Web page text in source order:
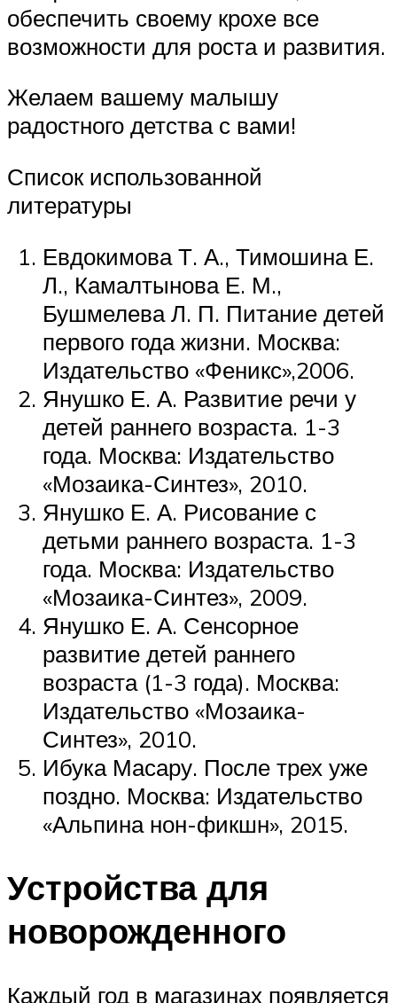
обеспечить своему крохе все
возможности для роста и развития.
Желаем вашему малышу
радостного детства с вами!
Список использованной
литературы
Евдокимова Т. А., Тимошина Е.
Л., Камалтынова Е. М.,
Бушмелева Л. П. Питание детей
первого года жизни. Москва:
Издательство «Феникс»,2006.
Янушко Е. А. Развитие речи у
детей раннего возраста. 1-3
года. Москва: Издательство
«Мозаика-Синтез», 2010.
Янушко Е. А. Рисование с
детьми раннего возраста. 1-3
года. Москва: Издательство
«Мозаика-Синтез», 2009.
Янушко Е. А. Сенсорное
развитие детей раннего
возраста (1-3 года). Москва:
Издательство «Мозаика-
Синтез», 2010.
Ибука Масару. После трех уже
поздно. Москва: Издательство
«Альпина нон-фикшн», 2015.
Устройства для
новорожденного
Каждый год в магазинах появляется